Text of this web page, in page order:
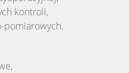
kontroli,
pomiarowych.